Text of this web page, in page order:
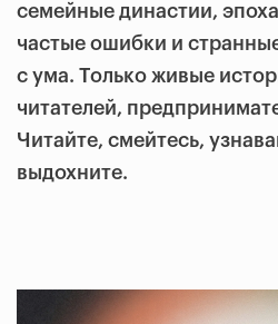
семейные династии,
частые ошибки и
с ума. Только живые
читателей,
Читайте, смейтесь,
выдохните.